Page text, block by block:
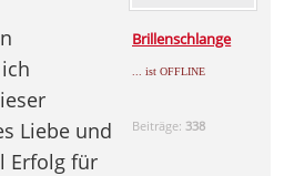
Brillenschlange
... ist OFFLINE
Beiträge: 338
Liebe und
Erfolg für